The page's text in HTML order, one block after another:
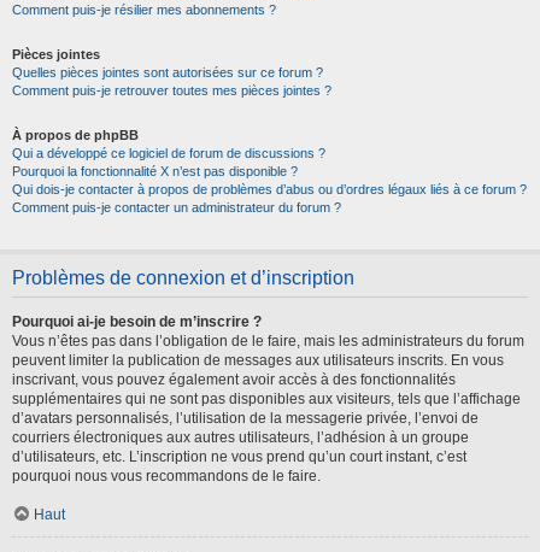
Comment puis-je résilier mes abonnements ?
Pièces jointes
Quelles pièces jointes sont autorisées sur ce forum ?
Comment puis-je retrouver toutes mes pièces jointes ?
À propos de phpBB
Qui a développé ce logiciel de forum de discussions ?
Pourquoi la fonctionnalité X n’est pas disponible ?
Qui dois-je contacter à propos de problèmes d’abus ou d’ordres légaux liés à ce forum ?
Comment puis-je contacter un administrateur du forum ?
Problèmes de connexion et d’inscription
Pourquoi ai-je besoin de m’inscrire ?
Vous n’êtes pas dans l’obligation de le faire, mais les administrateurs du forum
peuvent limiter la publication de messages aux utilisateurs inscrits. En vous
inscrivant, vous pouvez également avoir accès à des fonctionnalités
supplémentaires qui ne sont pas disponibles aux visiteurs, tels que l’affichage
d’avatars personnalisés, l’utilisation de la messagerie privée, l’envoi de
courriers électroniques aux autres utilisateurs, l’adhésion à un groupe
d’utilisateurs, etc. L’inscription ne vous prend qu’un court instant, c’est
pourquoi nous vous recommandons de le faire.
Haut